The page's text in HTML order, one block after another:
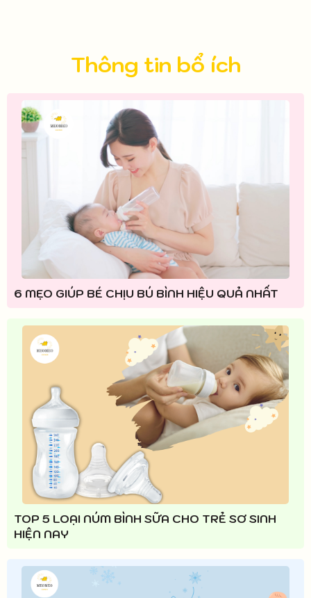
Thông tin bổ ích
6 MẸO GIÚP BÉ CHỊU BÚ BÌNH HIỆU QUẢ NHẤT
TOP 5 LOẠI NÚM BÌNH SỮA CHO TRẺ SƠ SINH
HIỆN NAY